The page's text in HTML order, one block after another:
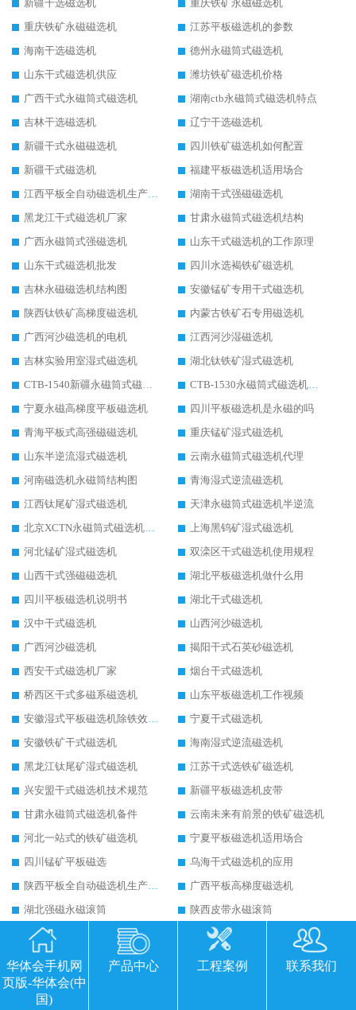
新疆干选磁选机
重庆铁矿永磁磁选机
重庆铁矿永磁磁选机
江苏平板磁选机的参数
海南干选磁选机
德州永磁筒式磁选机
山东干式磁选机供应
潍坊铁矿磁选机价格
广西干式永磁筒式磁选机
湖南ctb永磁筒式磁选机特点
吉林干选磁选机
辽宁干选磁选机
新疆干式永磁磁选机
四川铁矿磁选机如何配置
新疆干式磁选机
福建平板磁选机适用场合
江西平板全自动磁选机生产厂家
湖南干式强磁磁选机
黑龙江干式磁选机厂家
甘肃永磁筒式磁选机结构
广西永磁筒式强磁选机
山东干式磁选机的工作原理
山东干式磁选机批发
四川水选褐铁矿磁选机
吉林永磁磁选机结构图
安徽锰矿专用干式磁选机
陕西钛铁矿高梯度磁选机
内蒙古铁矿石专用磁选机
广西河沙磁选机的电机
江西河沙湿磁选机
吉林实验用室湿式磁选机
湖北钛铁矿湿式磁选机
CTB-1540新疆永磁筒式磁选机
CTB-1530永磁筒式磁选机代理商
宁夏永磁高梯度平板磁选机
四川平板磁选机是永磁的吗
青海平板式高强磁磁选机
重庆锰矿湿式磁选机
山东半逆流湿式磁选机
云南永磁筒式磁选机代理
河南磁选机永磁筒结构图
青海湿式逆流磁选机
江西钛尾矿湿式磁选机
天津永磁筒式磁选机半逆流
北京XCTN永磁筒式磁选机磁块位置
上海黑钨矿湿式磁选机
河北锰矿湿式磁选机
双滦区干式磁选机使用规程
山西干式强磁磁选机
湖北平板磁选机做什么用
四川平板磁选机说明书
湖北干式磁选机
汉中干式磁选机
山西河沙磁选机
广西河沙磁选机
揭阳干式石英砂磁选机
西安干式磁选机厂家
烟台干式磁选机
桥西区干式多磁系磁选机
山东平板磁选机工作视频
安徽湿式平板磁选机除铁效果怎么样
宁夏干式磁选机
安徽铁矿干式磁选机
海南湿式逆流磁选机
黑龙江钛尾矿湿式磁选机
江苏干式选铁矿磁选机
兴安盟干式磁选机技术规范
新疆平板磁选机皮带
甘肃永磁筒式磁选机备件
云南未来有前景的铁矿磁选机
河北一站式的铁矿磁选机
宁夏平板磁选机适用场合
四川锰矿平板磁选
乌海干式磁选机的应用
陕西平板全自动磁选机生产厂家
广西平板高梯度磁选机
湖北强磁永磁滚筒
陕西皮带永磁滚筒
福建砂土矿干式磁选机
北京铁矿干式磁选机
黑龙江强磁滚筒生产厂家
陕西永磁滚筒结构图
河源精选钨精矿干式磁选机
华体会手机网
页版-华体会(中
国)
产品中心 工程案例 联系我们